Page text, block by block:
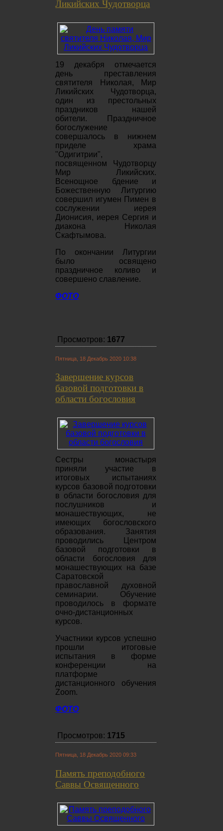
Ликийских Чудотворца
19 декабря отмечается
день преставления
святителя Николая, Мир
Ликийских Чудотворца,
один из престольных
праздников нашей
обители. Праздничное
богослужение
совершалось в нижнем
приделе храма
"Одигитрии",
посвященном Чудотворцу
Мир Ликийских.
Всенощное бдение и
Божественную Литургию
совершил игумен Пимен в
сослужении иерея
Дионисия, иерея Сергия и
диакона Николая
Скафтымова.
По окончании Литургии
было освящено
праздничное коливо и
совершено славление.
ФОТО
Просмотров: 1677
Пятница, 18 Декабрь 2020 10:38
Завершение курсов
базовой подготовки в
области богословия
Сестры монастыря
приняли участие в
итоговых испытаниях
курсов базовой подготовки
в области богословия для
послушников и
монашествующих, не
имеющих богословского
образования. Занятия
проводились Центром
базовой подготовки в
области богословия для
монашествующих на базе
Саратовской
православной духовной
семинарии. Обучение
проводилось в формате
очно-дистанционных
курсов.
Участники курсов успешно
прошли итоговые
испытания в форме
конференции на
платформе
дистанционного обучения
Zoom.
ФОТО
Просмотров: 1715
Пятница, 18 Декабрь 2020 09:33
Память преподобного
Саввы Освященного